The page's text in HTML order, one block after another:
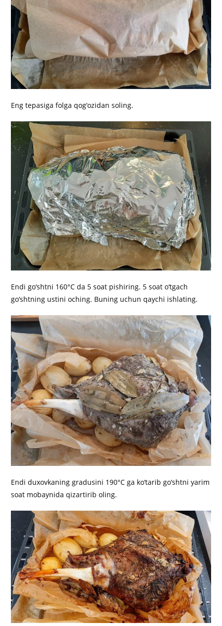
Eng tepasiga folga qog‘ozidan soling.
Endi go‘shtni 160°C da 5 soat pishiring. 5 soat o‘tgach
go‘shtning ustini oching. Buning uchun qaychi ishlating.
Endi duxovkaning gradusini 190°C ga ko‘tarib go‘shtni yarim
soat mobaynida qizartirib oling.